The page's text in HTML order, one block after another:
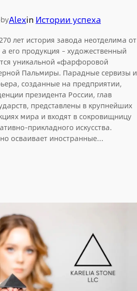
byAlexin Истории успеха
лет история завода неотделима от
его продукция – художественный
уникальной «фарфоровой
Пальмиры. Парадные сервизы и
созданные на предприятии,
президента России, глав
представлены в крупнейших
мира и входят в сокровищницу
прикладного искусства.
осваивает иностранные…